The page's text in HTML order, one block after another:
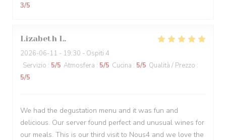
3/5
Lizabeth L
2026-06-11 - 19:30 - Ospiti 4
Servizio : 5/5 Atmosfera : 5/5 Cucina : 5/5 Qualità / Prezzo :
5/5
We had the degustation menu and it was fun and
delicious. Our server found perfect and unusual wines for
our meals. This is our third visit to Nous4 and we love the